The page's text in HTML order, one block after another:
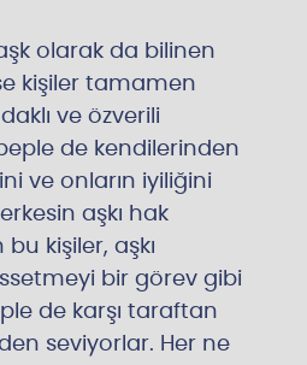
olarak da bilinen
kişiler tamamen
ve özverili
de kendilerinden
ve onların iyiliğini
aşkı hak
kişiler, aşkı
bir görev gibi
de karşı taraftan
seviyorlar. Her ne